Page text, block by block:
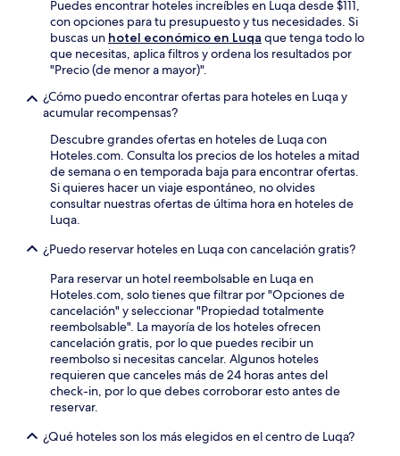
Puedes encontrar hoteles increíbles en Luqa desde $111,
con opciones para tu presupuesto y tus necesidades. Si
buscas un hotel económico en Luqa que tenga todo lo
que necesitas, aplica filtros y ordena los resultados por
"Precio (de menor a mayor)".
¿Cómo puedo encontrar ofertas para hoteles en Luqa y
acumular recompensas?
Descubre grandes ofertas en hoteles de Luqa con
Hoteles.com. Consulta los precios de los hoteles a mitad
de semana o en temporada baja para encontrar ofertas.
Si quieres hacer un viaje espontáneo, no olvides
consultar nuestras ofertas de última hora en hoteles de
Luqa.
¿Puedo reservar hoteles en Luqa con cancelación gratis?
Para reservar un hotel reembolsable en Luqa en
Hoteles.com, solo tienes que filtrar por "Opciones de
cancelación" y seleccionar "Propiedad totalmente
reembolsable". La mayoría de los hoteles ofrecen
cancelación gratis, por lo que puedes recibir un
reembolso si necesitas cancelar. Algunos hoteles
requieren que canceles más de 24 horas antes del
check-in, por lo que debes corroborar esto antes de
reservar.
¿Qué hoteles son los más elegidos en el centro de Luqa?